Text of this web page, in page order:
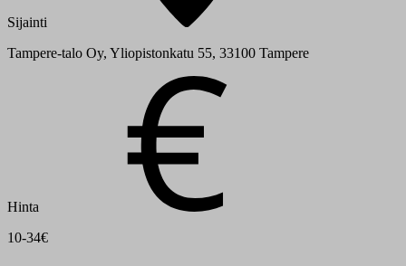
Sijainti
Tampere-talo Oy, Yliopistonkatu 55, 33100 Tampere
Hinta
10-34€